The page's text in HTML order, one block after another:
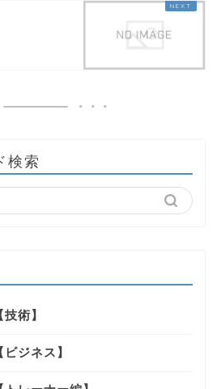
検索
術】
ジネス】